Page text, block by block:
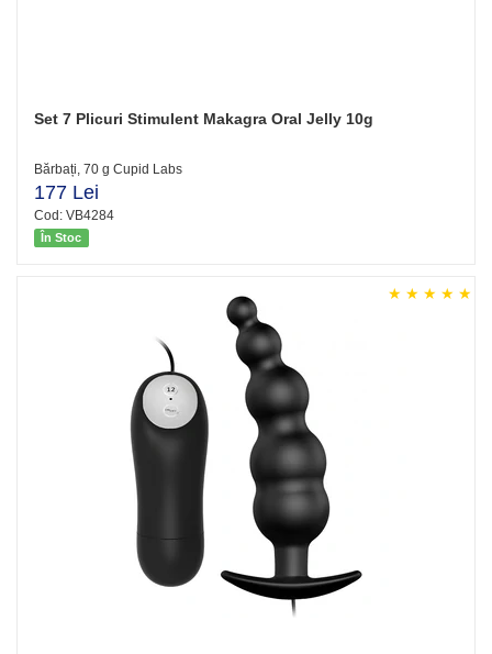
Set 7 Plicuri Stimulent Makagra Oral Jelly 10g
Bărbați, 70 g Cupid Labs
177 Lei
Cod: VB4284
În Stoc